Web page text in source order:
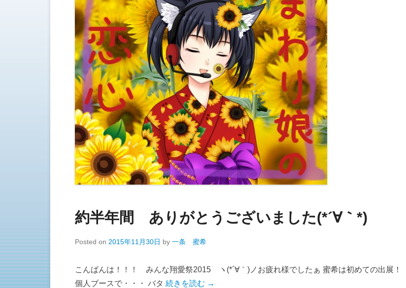
約半年間 ありがとうございました(*´∀｀*)
Posted on 2015年11月30日 by 一条 蜜希
こんばんは！！！ みんな翔愛祭2015 ヽ(*´∀｀)ノお疲れ様でしたぁ 蜜希は初めての出展！
個人ブースで・・・ バタ 続きを読む →